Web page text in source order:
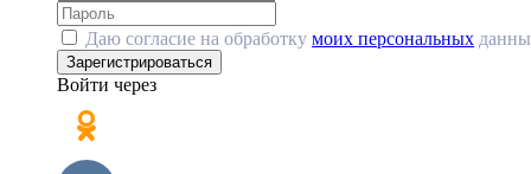
Даю согласие на обработку моих персональных
Зарегистрироваться
Войти через